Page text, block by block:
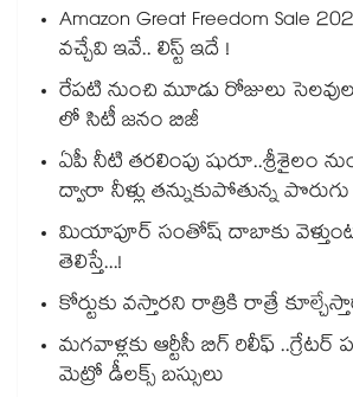
Amazon Great Freedom Sale
వచ్చేవి ఇవే.. లిస్ట్ ఇదే !
రేపటి నుంచి మూడు రోజులు
లో సిటీ జనం బిజీ
ఏపీ నీటి తరలింపు షురూ..శ్రీశైలం
ద్వారా నీళ్లు తన్నుకుపోతున్న పొరుగు
మియాపూర్ సంతోష్ దాబాకు
తెలిస్తే...!
కోర్టుకు వస్తారని రాత్రికి రాత్రే
మగవాళ్లకు ఆర్టీసీ బిగ్ రిలీఫ్ ..గ్రేటర్
మెట్రో డీలక్స్ బస్సులు